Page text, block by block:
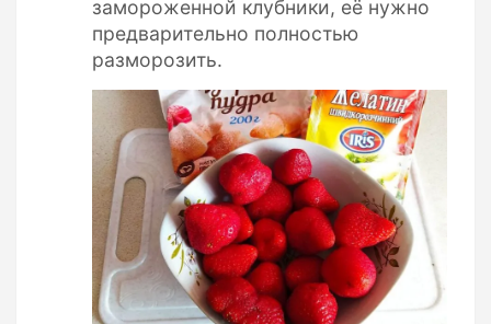
замороженной клубники, её нужно
предварительно полностью
разморозить.